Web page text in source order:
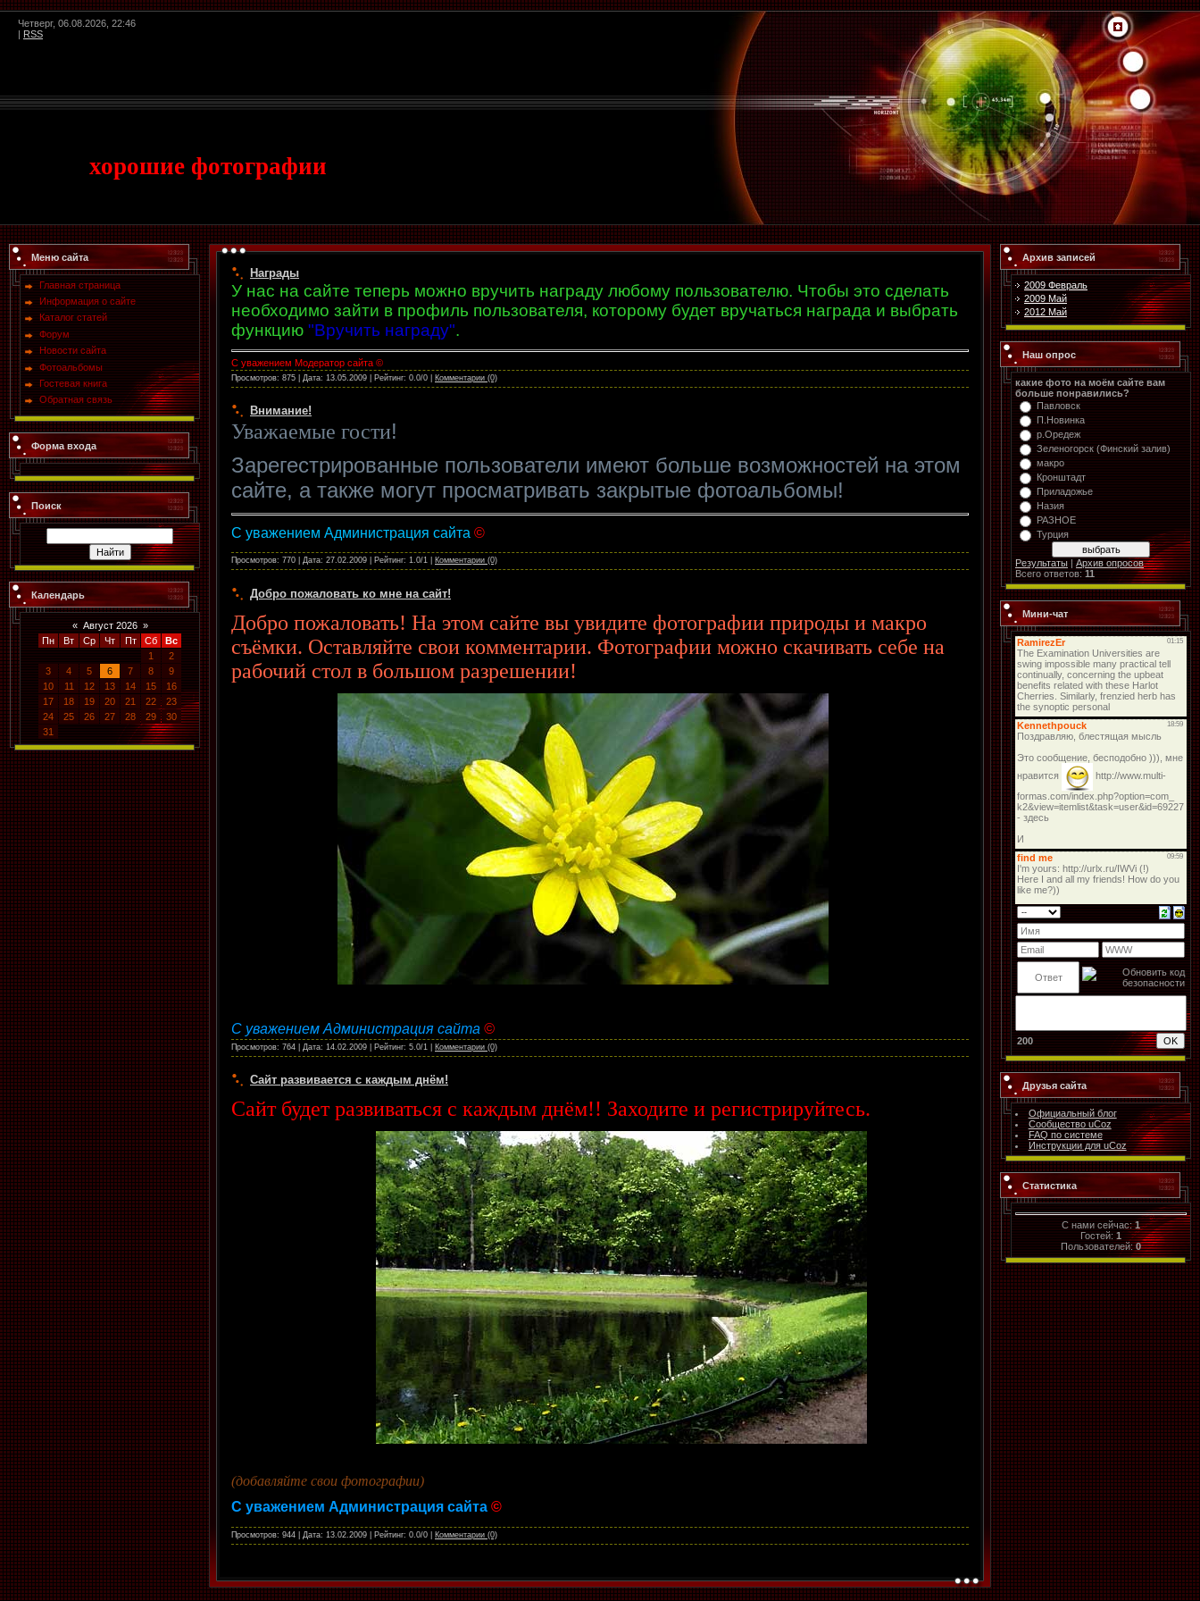
Четверг, 06.08.2026, 22:46
| RSS
хорошие фотографии
Меню сайта
Главная страница
Информация о сайте
Каталог статей
Форум
Новости сайта
Фотоальбомы
Гостевая книга
Обратная связь
Форма входа
Поиск
Календарь
« Август 2026 »
Пн
Вт Ср Чт Пт Сб
Вс
1
2
3
4 5 6 7 8
9
10
11 12 13 14 15
16
17
18 19 20 21 22
23
24
25 26 27 28 29
30
31
Награды
У нас на сайте теперь можно вручить награду любому пользователю. Чтобы это сделать
необходимо зайти в профиль пользователя, которому будет вручаться награда и выбрать
функцию "Вручить награду".
C уважением Модератор сайта ©
Просмотров: 875 | Дата: 13.05.2009 | Рейтинг: 0.0/0 | Комментарии (0)
Внимание!
Уважаемые гости!
Зарегестрированные пользователи имеют больше возможностей на этом
сайте, а также могут просматривать закрытые фотоальбомы!
С уважением Администрация сайта ©
Просмотров: 770 | Дата: 27.02.2009 | Рейтинг: 1.0/1 | Комментарии (0)
Добро пожаловать ко мне на сайт!
Добро пожаловать! На этом сайте вы увидите фотографии природы и макро
съёмки. Оставляйте свои комментарии. Фотографии можно скачивать себе на
рабочий стол в большом разрешении!
С уважением Администрация сайта ©
Просмотров: 764 | Дата: 14.02.2009 | Рейтинг: 5.0/1 | Комментарии (0)
Сайт развивается с каждым днём!
Сайт будет развиваться с каждым днём!! Заходите и регистрируйтесь.
(добавляйте свои фотографии)
С уважением Администрация сайта ©
Просмотров: 944 | Дата: 13.02.2009 | Рейтинг: 0.0/0 | Комментарии (0)
Архив записей
2009 Февраль
2009 Май
2012 Май
Наш опрос
какие фото на моём сайте вам
больше понравились?
Павловск
П.Новинка
р.Оредеж
Зеленогорск (Финский залив)
макро
Кронштадт
Приладожье
Назия
РАЗНОЕ
Турция
Результаты | Архив опросов
Всего ответов: 11
Мини-чат
200
Друзья сайта
Официальный блог
Сообщество uCoz
FAQ по системе
Инструкции для uCoz
Статистика
C нами сейчас:1
Гостей:1
Пользователей:0